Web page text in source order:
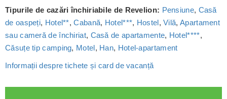
Tipurile de cazări închiriabile de Revelion: Pensiune, Casă
de oaspeți, Hotel**,Cabană, Hotel***, Hostel,Vilă, Apartament
sau cameră de închiriat, Casă de apartamente, Hotel****,
Căsuțe tip camping, Motel, Han, Hotel-apartament
Informații despre tichete și card de vacanță